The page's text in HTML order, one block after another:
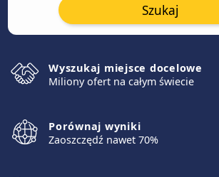
Szukaj
Wyszukaj miejsce docelowe
Miliony ofert na całym świecie
Porównaj wyniki
Zaoszczędź nawet 70%